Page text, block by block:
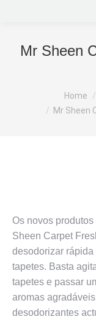
Mr Sheen
You are here:
Home
Mr Sheen
Os novos
Sheen Carpet
desodorizar
tapetes. Basta
tapetes e passar
aromas
desodorizantes